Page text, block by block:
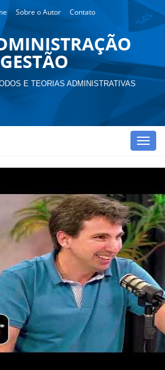
Sobre o Autor Contato
E TEORIAS ADMINISTRATIVAS